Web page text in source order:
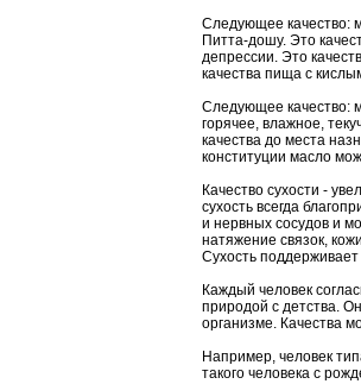
Следующее качество:
Питта-дошу. Это
депрессии. Это
качества пища с
Следующее качество:
горячее, влажное,
качества до места
конституции масло
Качество сухости -
сухость всегда
и нервных сосудов и
натяжение связок,
Сухость поддерживает
Каждый человек
природой с детства.
организме. Качества
Например, человек
такого человека с